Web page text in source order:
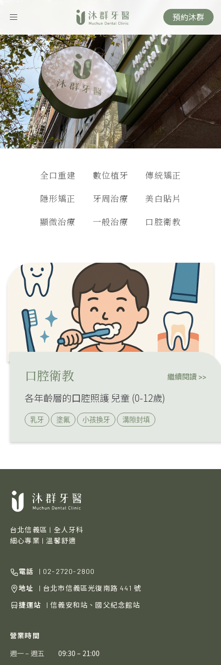
Toggle
預約沐群
全口重建 數位植牙
傳統矯正
隱形矯正
牙周治療
美白貼片
顯微治療
一般治療 口腔衛教
口腔衛教 繼續閱讀 >>
各年齡層的⼝腔照護 兒童 (0-12歲)
乳牙 塗氟 小孩換牙 溝隙封填
台北信義區 | 全人牙科
細心專業 | 溫馨舒適
電話
| 02-2720-2800
地址
| 台北市信義區光復南路 441 號
捷運站
| 信義安和站、國父紀念館站
營業時間
週一 – 週五
09:30 – 21:00